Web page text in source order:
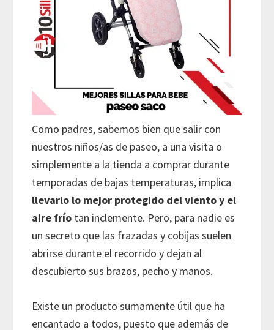
Como padres, sabemos bien que salir con
nuestros niños/as de paseo, a una visita o
simplemente a la tienda a comprar durante
temporadas de bajas temperaturas, implica
llevarlo lo mejor protegido del viento y el
aire frío tan inclemente. Pero, para nadie es
un secreto que las frazadas y cobijas suelen
abrirse durante el recorrido y dejan al
descubierto sus brazos, pecho y manos.
Existe un producto sumamente útil que ha
encantado a todos, puesto que además de